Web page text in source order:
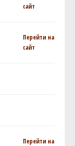
сайт
Перейти на
сайт
Перейти на